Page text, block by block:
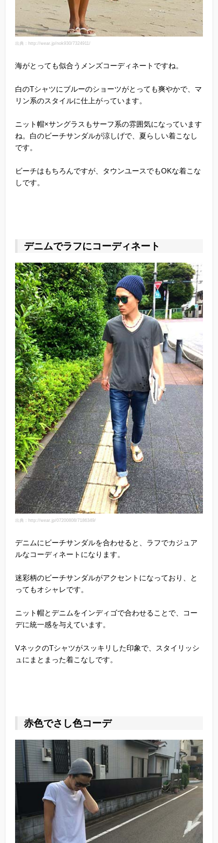
出典：http://wear.jp/nok930/7324911/
海がとっても似合うメンズコーディネートですね。
白のTシャツにブルーのショーツがとっても爽やかで、マ
リン系のスタイルに仕上がっています。
ニット帽×サングラスもサーフ系の雰囲気になっています
ね。白のビーチサンダルが涼しげで、夏らしい着こなし
です。
ビーチはもちろんですが、タウンユースでもOKな着こな
しです。
デニムでラフにコーディネート
出典：http://wear.jp/07200808/7186349/
デニムにビーチサンダルを合わせると、ラフでカジュア
ルなコーディネートになります。
迷彩柄のビーチサンダルがアクセントになっており、と
ってもオシャレです。
ニット帽とデニムをインディゴで合わせることで、コー
デに統一感を与えています。
VネックのTシャツがスッキリした印象で、スタイリッシ
ュにまとまった着こなしです。
赤色でさし色コーデ